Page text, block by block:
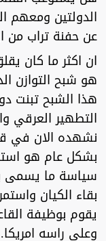
الدولتين ومعهم
عن حفنة تراب
ان اكثر ما كان
هو شبح التوازن
هذا الشبح تبنت
التطهير العرقي
نشهده الان في
بشكل عام هو
سياسة ما يسمى
بقاء الكيان
يقوم بوظيفة
وعلى راسه امريكا.